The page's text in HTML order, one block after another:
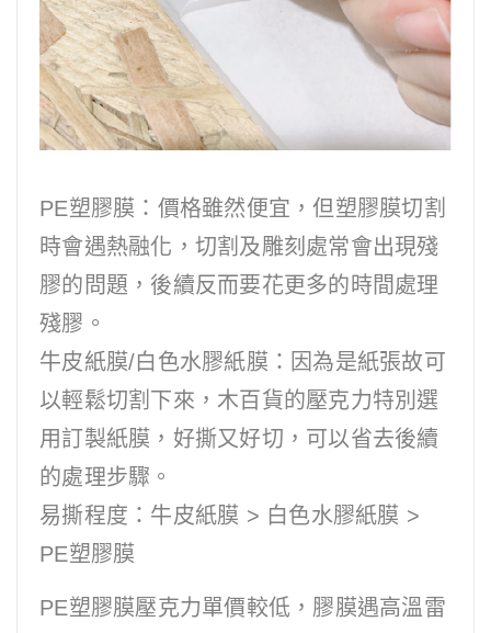
PE塑膠膜：價格雖然便宜，但塑膠膜切割
時會遇熱融化，切割及雕刻處常會出現殘
膠的問題，後續反而要花更多的時間處理
殘膠。
牛皮紙膜/白色水膠紙膜：因為是紙張故可
以輕鬆切割下來，木百貨的壓克力特別選
用訂製紙膜，好撕又好切，可以省去後續
的處理步驟。
易撕程度：牛皮紙膜 > 白色水膠紙膜 >
PE塑膠膜
PE塑膠膜壓克力單價較低，膠膜遇高溫雷